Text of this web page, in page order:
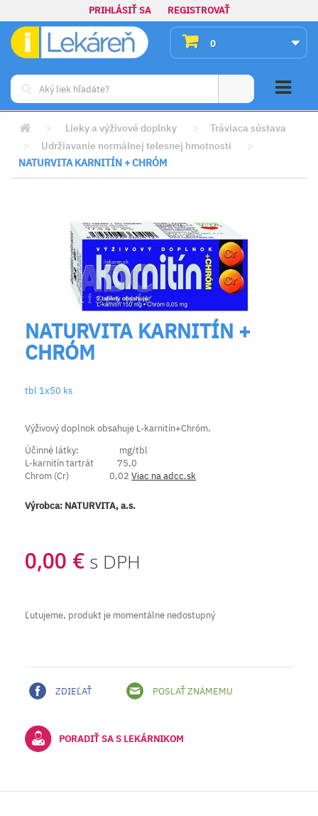
PRIHLÁSIŤ SA REGISTROVAŤ
0
> Lieky a výživové doplnky >
Tráviaca sústava
>
Udržiavanie normálnej telesnej hmotnosti
>
NATURVITA KARNITÍN + CHRÓM
NATURVITA KARNITÍN +
CHRÓM
tbl 1x50 ks
Výživový doplnok obsahuje L-karnitín+Chróm.
Účinné látky: mg/tbl
L-karnitín tartrát 75,0
Chrom (Cr) 0,02 Viac na adcc.sk
Výrobca: NATURVITA, a.s.
0,00 € s DPH
Ľutujeme, produkt je momentálne nedostupný
ZDIEĽAŤ POSLAŤ ZNÁMEMU
PORADIŤ SA S LEKÁRNIKOM